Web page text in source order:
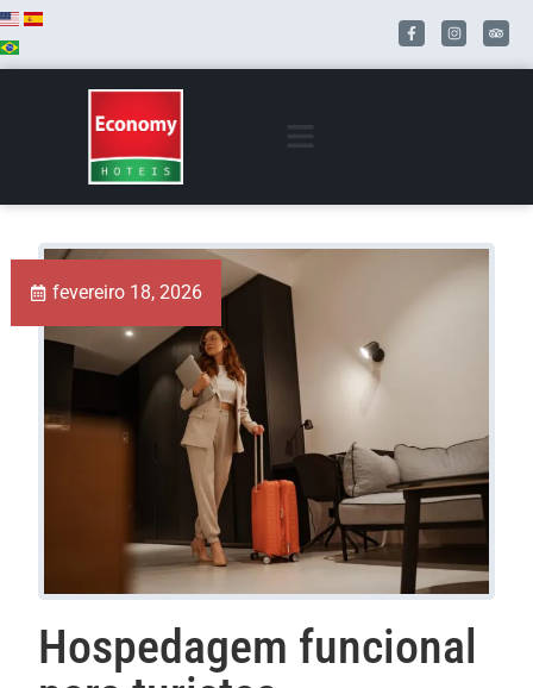
fevereiro 18, 2026
Hospedagem funcional